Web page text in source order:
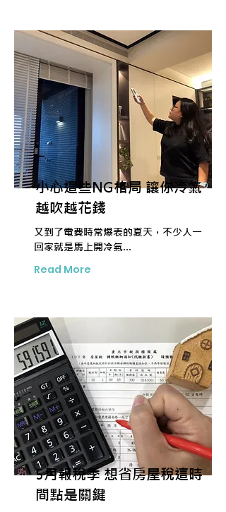
小心這些NG格局 讓你冷氣
越吹越花錢
又到了電費時常爆表的夏天，不少人一
回家就是馬上開冷氣...
Read More
5月報稅季 想省房屋稅這時
間點是關鍵